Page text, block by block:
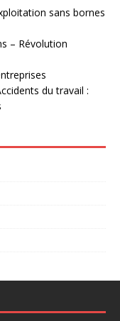
sans bornes
– Révolution
du travail :